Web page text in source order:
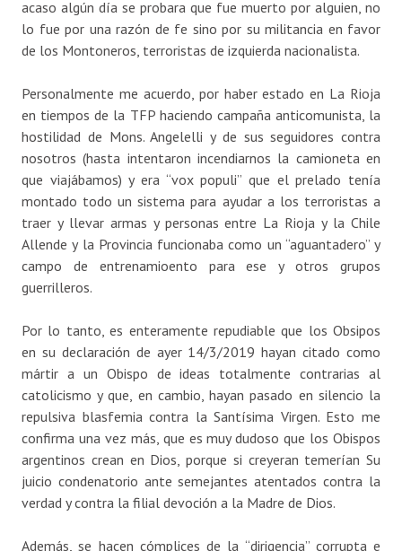
acaso algún día se probara que fue muerto por alguien, no
lo fue por una razón de fe sino por su militancia en favor
de los Montoneros, terroristas de izquierda nacionalista.
Personalmente me acuerdo, por haber estado en La Rioja
en tiempos de la TFP haciendo campaña anticomunista, la
hostilidad de Mons. Angelelli y de sus seguidores contra
nosotros (hasta intentaron incendiarnos la camioneta en
que viajábamos) y era “vox populi” que el prelado tenía
montado todo un sistema para ayudar a los terroristas a
traer y llevar armas y personas entre La Rioja y la Chile
Allende y la Provincia funcionaba como un “aguantadero” y
campo de entrenamioento para ese y otros grupos
guerrilleros.
Por lo tanto, es enteramente repudiable que los Obsipos
en su declaración de ayer 14/3/2019 hayan citado como
mártir a un Obispo de ideas totalmente contrarias al
catolicismo y que, en cambio, hayan pasado en silencio la
repulsiva blasfemia contra la Santísima Virgen. Esto me
confirma una vez más, que es muy dudoso que los Obispos
argentinos crean en Dios, porque si creyeran temerían Su
juicio condenatorio ante semejantes atentados contra la
verdad y contra la filial devoción a la Madre de Dios.
Además, se hacen cómplices de la “dirigencia” corrupta e